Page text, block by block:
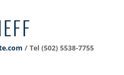
/ Tel (502) 5538-7755‬